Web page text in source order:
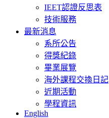
IEET認證反思表
技術服務
最新消息
系所公告
得獎紀錄
畢業展覽
海外課程交換日記
近期活動
學程資訊
English